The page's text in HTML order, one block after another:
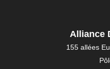
Alliance
155 allées